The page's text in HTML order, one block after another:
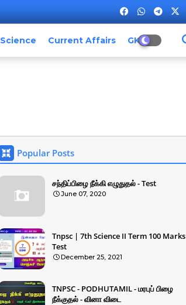
Science Current Affairs GK
Popular Posts
சந்திப்பிழை நீக்கி எழுதுதல் - Test
June 07, 2020
Tnpsc | 7th Science II Term 100 Marks
Test
December 25, 2021
TNPSC - PODHUTAMIL - மரபுப் பிழை
நீக்குதல் - வினா விடை